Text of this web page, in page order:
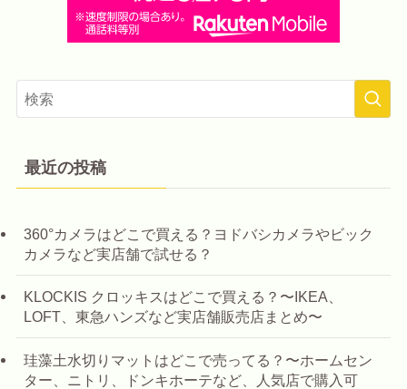
最近の投稿
360°カメラはどこで買える？ヨドバシカメラやビック
カメラなど実店舗で試せる？
KLOCKIS クロッキスはどこで買える？〜IKEA、
LOFT、東急ハンズなど実店舗販売店まとめ〜
珪藻土水切りマットはどこで売ってる？〜ホームセン
ター、ニトリ、ドンキホーテなど、人気店で購入可